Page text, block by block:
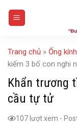
Trang chủ » Ống
kiếm 3 bố con nghi
Khẩn trương
cầu tự tử
107 lượt xem -